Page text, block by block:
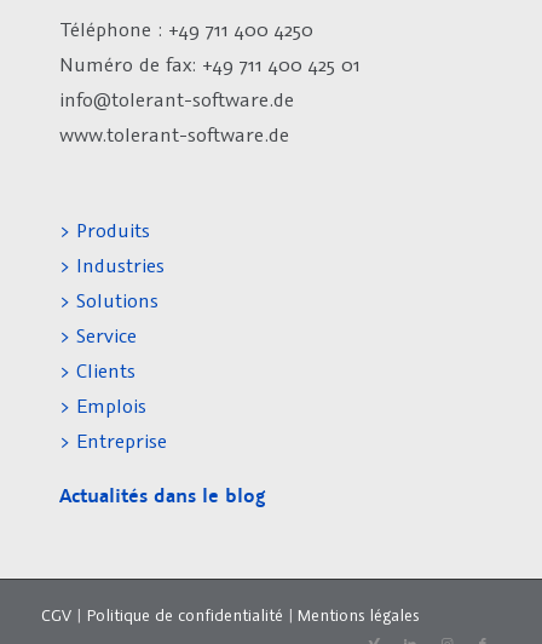
Téléphone : +49 711 400 4250
Numéro de fax: +49 711 400 425 01
info@tolerant-software.de
www.tolerant-software.de
> Produits
> Industries
> Solutions
> Service
> Clients
> Emplois
> Entreprise
Actualités dans le blog
CGV| Politique de confidentialité | Mentions légales